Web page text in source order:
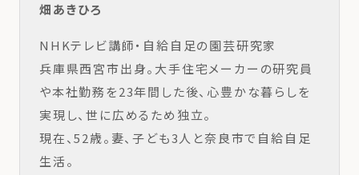
畑あきひろ
NHKテレビ講師・自給自足の園芸研究家
兵庫県西宮市出身。大手住宅メーカーの研究員
や本社勤務を23年間した後、心豊かな暮らしを
実現し、世に広めるため独立。
現在、52歳。妻、子ども3人と奈良市で自給自足
生活。